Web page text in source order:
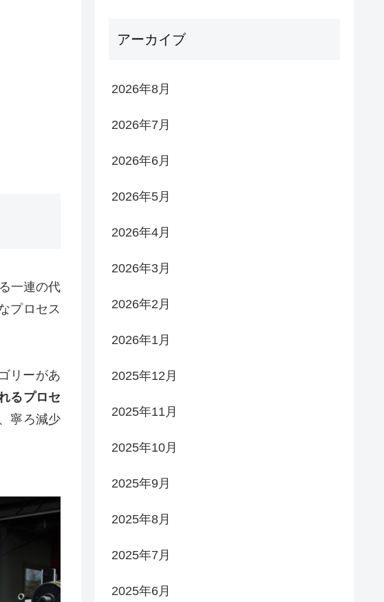
一連の代
プロセス
リーがあ
るプロセ
寧ろ減少
アーカイブ
2026年8月
2026年7月
2026年6月
2026年5月
2026年4月
2026年3月
2026年2月
2026年1月
2025年12月
2025年11月
2025年10月
2025年9月
2025年8月
2025年7月
2025年6月